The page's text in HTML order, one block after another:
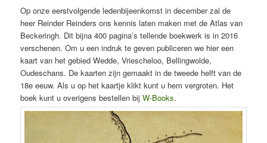
Op onze eerstvolgende ledenbijeenkomst in december zal de
heer Reinder Reinders ons kennis laten maken met de Atlas van
Beckeringh. Dit bijna 400 pagina’s tellende boekwerk is in 2016
verschenen. Om u een indruk te geven publiceren we hier een
kaart van het gebied Wedde, Vriescheloo, Bellingwolde,
Oudeschans. De kaarten zijn gemaakt in de tweede helft van de
18e eeuw. Als u op het kaartje klikt kunt u hem vergroten. Het
boek kunt u overigens bestellen bijW-Books.